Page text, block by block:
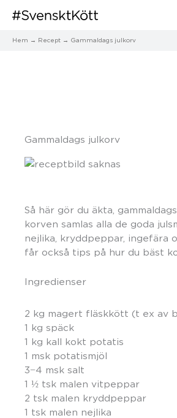
Hem Recept Gammaldags julkorv
Gammaldags julkorv
Så här gör du äkta,
korven samlas alla de goda
nejlika, kryddpeppar, ingefära
får också tips på hur du bäst
Ingredienser
2 kg magert fläskkött (t ex av
1 kg späck
1 kg kall kokt potatis
1 msk potatismjöl
3−4 msk salt
1 ½ tsk malen vitpeppar
2 tsk malen kryddpeppar
1 tsk malen nejlika